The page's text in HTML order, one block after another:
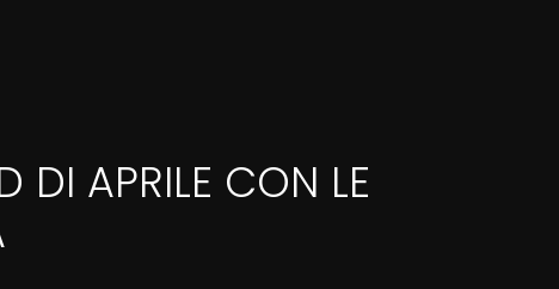
DI APRILE CON LE